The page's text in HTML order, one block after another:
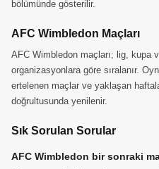
bölümünde gösterilir.
AFC Wimbledon Maçları
AFC Wimbledon maçları; lig, kupa
organizasyonlara göre sıralanır.
ertelenen maçlar ve yaklaşan
doğrultusunda yenilenir.
Sık Sorulan Sorular
AFC Wimbledon bir sonraki